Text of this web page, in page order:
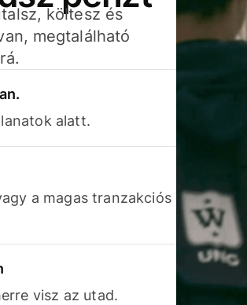
költesz és
megtalálható
alatt.
a magas tranzakciós
visz az utad.